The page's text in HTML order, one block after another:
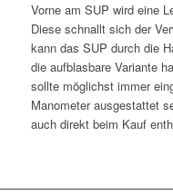
Vorne am SUP wird eine
Diese schnallt sich der
kann das SUP durch die
die aufblasbare Variante
sollte möglichst immer
Manometer ausgestattet
auch direkt beim Kauf